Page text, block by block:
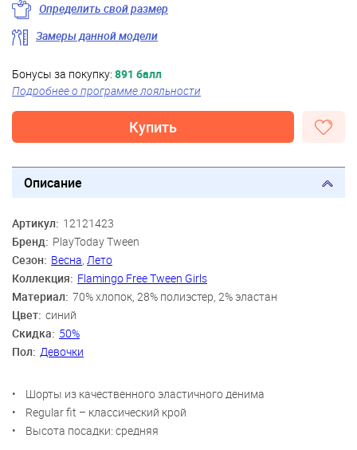
Определить свой размер
Замеры данной модели
Бонусы за покупку: 891 балл
Подробнее о программе лояльности
Купить
Описание
Артикул: 12121423
Бренд: PlayToday Tween
Сезон: Весна Лето
Коллекция: Flamingo Free Tween Girls
Материал: 70% хлопок, 28% полиэстер, 2% эластан
Цвет: синий
Скидка: 50%
Пол: Девочки
• Шорты из качественного эластичного денима
• Regular fit – классический крой
• Высота посадки: средняя